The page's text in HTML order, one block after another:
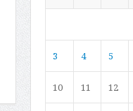
3 4 5
10 11 12